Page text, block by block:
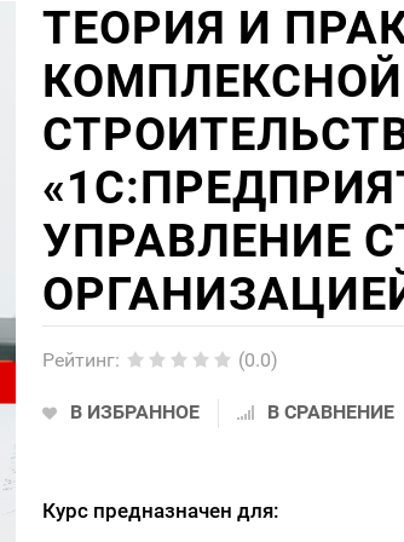
ТЕОРИЯ И
УПРАВЛЕНИЕ
Рейтинг: (0.0)
В ИЗБРАННОЕ В СРАВНЕНИЕ
Курс предназначен для: